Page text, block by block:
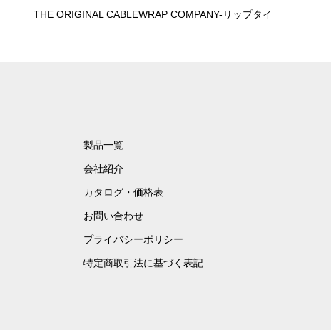
THE ORIGINAL CABLEWRAP COMPANY-リップタイ
製品一覧
会社紹介
カタログ・価格表
お問い合わせ
プライバシーポリシー
特定商取引法に基づく表記